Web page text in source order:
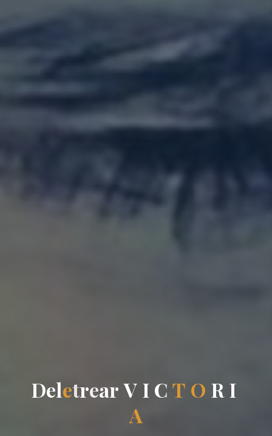
Deletrear V I C T O R I
A